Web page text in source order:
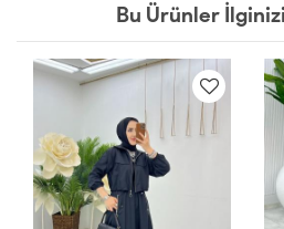
Bu Ürünler